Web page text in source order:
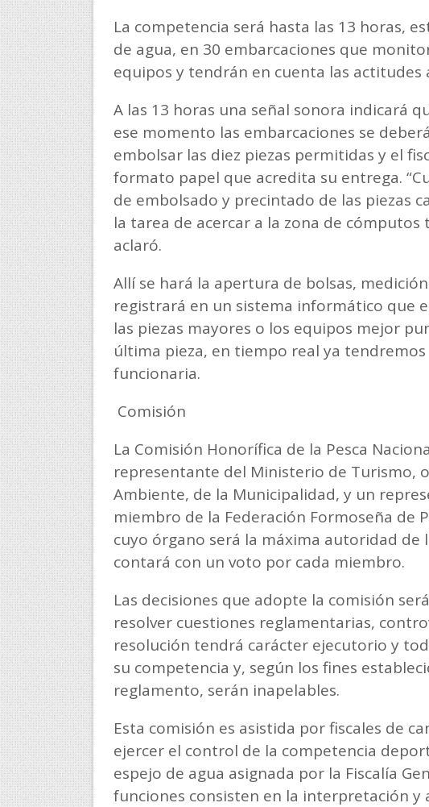
La competencia será hasta las 13 horas,
de agua, en 30 embarcaciones que
equipos y tendrán en cuenta las
A las 13 horas una señal sonora indicará
ese momento las embarcaciones se
embolsar las diez piezas permitidas y el
formato papel que acredita su entrega.
de embolsado y precintado de las piezas
la tarea de acercar a la zona de cómputos
aclaró.
Allí se hará la apertura de bolsas,
registrará en un sistema informático que
las piezas mayores o los equipos mejor
última pieza, en tiempo real ya
funcionaria.
Comisión
La Comisión Honorífica de la Pesca
representante del Ministerio de Turismo,
Ambiente, de la Municipalidad, y un
miembro de la Federación Formoseña de
cuyo órgano será la máxima autoridad de
contará con un voto por cada miembro.
Las decisiones que adopte la comisión
resolver cuestiones reglamentarias,
resolución tendrá carácter ejecutorio y
su competencia y, según los fines
reglamento, serán inapelables.
Esta comisión es asistida por fiscales de
ejercer el control de la competencia
espejo de agua asignada por la Fiscalía
funciones consisten en la interpretación y